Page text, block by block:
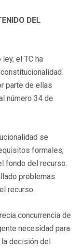
DEL
el TC ha
parte de ellas
número 34 de
se
formales,
fondo del recurso.
problemas
recurso.
concurrencia de
necesidad para
decisión del